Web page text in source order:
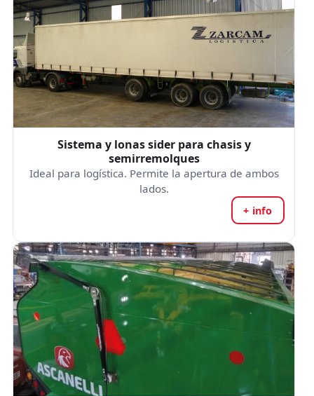
Sistema y lonas sider para chasis y
semirremolques
Ideal para logística. Permite la apertura de ambos
lados.
+ info